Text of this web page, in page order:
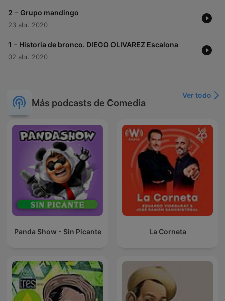
2 - Grupo mandingo
23 abr. 2020
1 - Historia de bronco. DIEGO OLIVAREZ Escalona
02 abr. 2020
Más podcasts de Comedia
Ver todo
Panda Show - Sin Picante La Corneta